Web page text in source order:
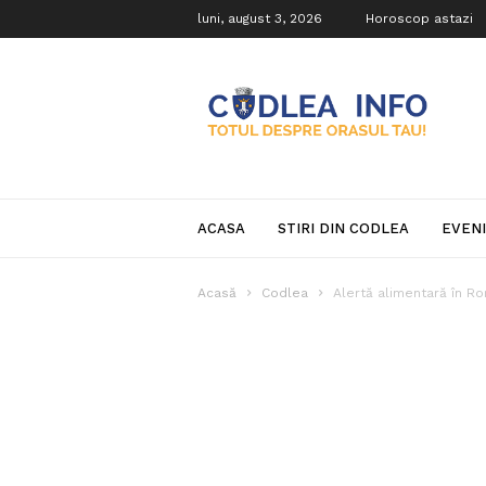
luni, august 3, 2026 Horoscop astazi
Info
ACASA STIRI DIN CODLEA
Acasă Codlea Alertă alimentară în